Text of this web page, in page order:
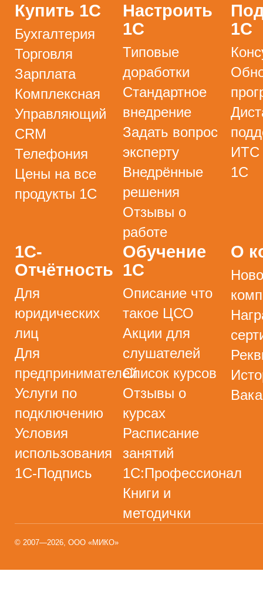
Купить 1С
Бухгалтерия
Торговля
Зарплата
Комплексная
Управляющий
CRM
Телефония
Цены на все
продукты 1С
Настроить
1С
Типовые
доработки
Стандартное
внедрение
Задать вопрос
эксперту
Внедрённые
решения
Отзывы о
работе
1С
ИТС
1С
1С-
Отчётность
Для
юридических
лиц
Для
предпринимателей
Услуги по
подключению
Условия
использования
1С-Подпись
Обучение
1С
Описание что
такое ЦСО
Акции для
слушателей
Список курсов
Отзывы о
курсах
Расписание
занятий
1С:Профессионал
Книги и
методички
О
© 2007—2026, ООО «МИКО»